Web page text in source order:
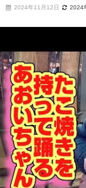
2024年11月12日 2024